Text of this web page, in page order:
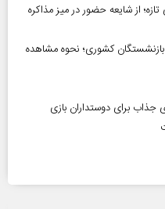
از شایعه حضور در میز مذاکره
تومانی بازنشستگان کشوری؛ نحوه مشاهده